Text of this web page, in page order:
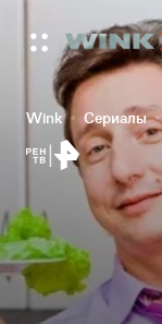
Wink Сериалы